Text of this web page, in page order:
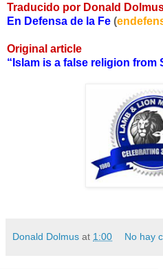
Traducido por Donald
En Defensa de la Fe (
Original article
“Islam is a false religion from
Donald Dolmus at 1:00 No hay